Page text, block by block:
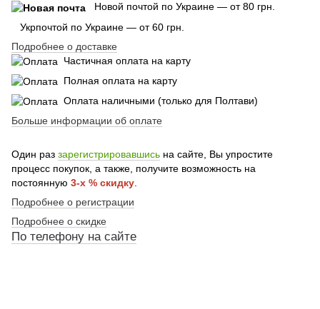
Новой почтой по Украине — от 80 грн.
Укрпочтой по Украине — от 60 грн.
Подробнее о доставке
Частичная оплата на карту
Полная оплата на карту
Оплата наличными (только для Полтави)
Больше информации об оплате
Один раз зарегистрировавшись на сайте, Вы упростите
процесс покупок, а также, получите возможность на
постоянную 3-х % скидку.
Подробнее о регистрации
Подробнее о скидке
По телефону на сайте